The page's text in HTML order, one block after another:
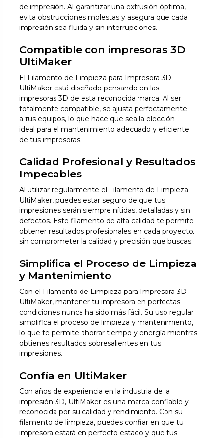
de impresión. Al garantizar una extrusión óptima,
evita obstrucciones molestas y asegura que cada
impresión sea fluida y sin interrupciones.
Compatible con impresoras 3D
UltiMaker
El Filamento de Limpieza para Impresora 3D
UltiMaker está diseñado pensando en las
impresoras 3D de esta reconocida marca. Al ser
totalmente compatible, se ajusta perfectamente
a tus equipos, lo que hace que sea la elección
ideal para el mantenimiento adecuado y eficiente
de tus impresoras.
Calidad Profesional y Resultados
Impecables
Al utilizar regularmente el Filamento de Limpieza
UltiMaker, puedes estar seguro de que tus
impresiones serán siempre nítidas, detalladas y sin
defectos. Este filamento de alta calidad te permite
obtener resultados profesionales en cada proyecto,
sin comprometer la calidad y precisión que buscas.
Simplifica el Proceso de Limpieza
y Mantenimiento
Con el Filamento de Limpieza para Impresora 3D
UltiMaker, mantener tu impresora en perfectas
condiciones nunca ha sido más fácil. Su uso regular
simplifica el proceso de limpieza y mantenimiento,
lo que te permite ahorrar tiempo y energía mientras
obtienes resultados sobresalientes en tus
impresiones.
Confía en UltiMaker
Con años de experiencia en la industria de la
impresión 3D, UltiMaker es una marca confiable y
reconocida por su calidad y rendimiento. Con su
filamento de limpieza, puedes confiar en que tu
impresora estará en perfecto estado y que tus